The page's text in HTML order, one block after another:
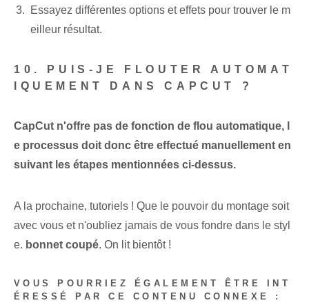
Essayez différentes options et effets pour trouver le m
eilleur résultat.
10. PUIS-JE FLOUTER AUTOMAT
IQUEMENT DANS CAPCUT ?
CapCut⁢ n'offre pas de fonction de flou automatique, l
e processus‌ doit donc être effectué manuellement en
suivant les étapes mentionnées ⁤ci-dessus.
A la prochaine, tutoriels ! Que le pouvoir du montage soit
avec vous et n'oubliez jamais de vous fondre dans le styl
e. bonnet coupé. On lit bientôt !
VOUS POURRIEZ ÉGALEMENT ÊTRE INT
ÉRESSÉ PAR CE CONTENU CONNEXE :